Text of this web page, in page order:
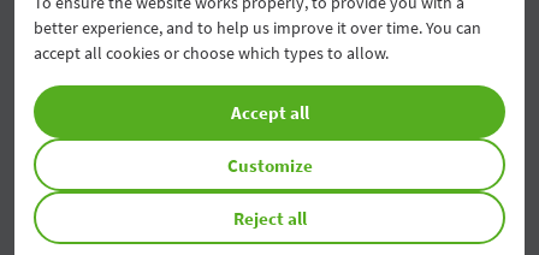
Modificarea tarifelor pentru Persoane Juridice
04 Aug 2026
Economiile tale prind valoare
03 Aug 2026
All news
better experience, and to help us improve it over time. You can
accept all cookies or choose which types to allow.
Reject all
Customize
Accept all